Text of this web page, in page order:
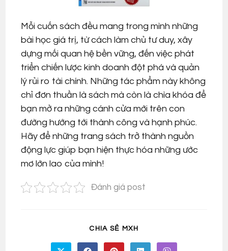
Mỗi cuốn sách đều mang trong mình những
bài học giá trị, từ cách làm chủ tư duy, xây
dựng mối quan hệ bền vững, đến việc phát
triển chiến lược kinh doanh đột phá và quản
lý rủi ro tài chính. Những tác phẩm này không
chỉ đơn thuần là sách mà còn là chìa khóa để
bạn mở ra những cánh cửa mới trên con
đường hướng tới thành công và hạnh phúc.
Hãy để những trang sách trở thành nguồn
động lực giúp bạn hiện thực hóa những ước
mơ lớn lao của mình!
Đánh giá post
CHIA SẺ MXH
CONTENT